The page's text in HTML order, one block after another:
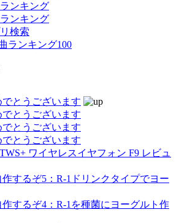
ンキング
ンキング
検索
ランキング100
とうございます
とうございます
とうございます
とうございます
TWS+ ワイヤレスイヤフォン F9 レビュ
するぞ5：R-1ドリンクタイプでヨー
するぞ4：R-1を種菌にヨーグルト作